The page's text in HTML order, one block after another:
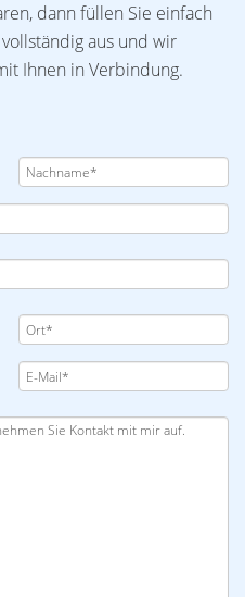
dann füllen Sie einfach
aus und wir
Ihnen in Verbindung.